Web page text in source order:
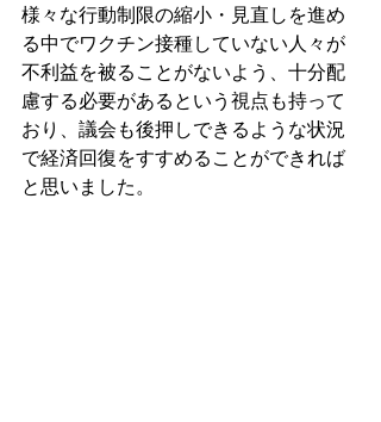
様々な行動制限の縮小・見直しを進め
る中でワクチン接種していない人々が
不利益を被ることがないよう、十分配
慮する必要があるという視点も持って
おり、議会も後押しできるような状況
で経済回復をすすめることができれば
と思いました。